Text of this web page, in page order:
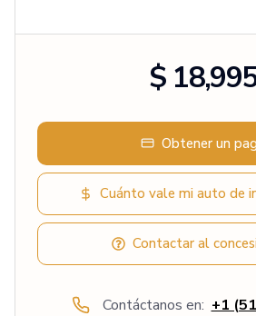
$
Obtener un
Cuánto vale mi auto de
Contactar al
Contáctanos en: +1